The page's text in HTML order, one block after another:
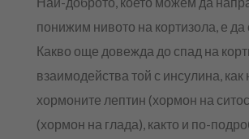
понижим нивото на кортизола, е да
Какво още довежда до спад на
взаимодейства той с инсулина, как
хормоните лептин (хормон на
(хормон на глада), както и по-